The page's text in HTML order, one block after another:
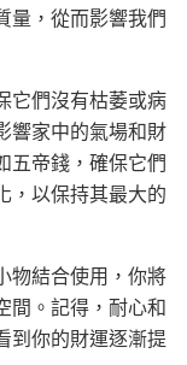
量，從而影響我們
它們沒有枯萎或病
響家中的氣場和財
五帝錢，確保它們
，以保持其最大的
物結合使用，你將
間。記得，耐心和
到你的財運逐漸提